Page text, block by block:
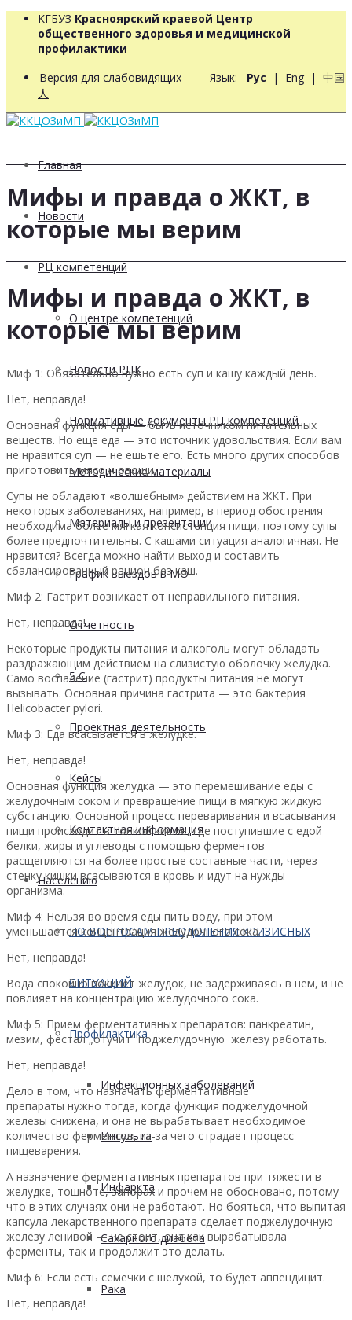
КГБУЗ Красноярский краевой Центр
общественного здоровья и медицинской
профилактики
Версия для слабовидящих Язык: Рус | Eng | 中国
人
Главная
Новости
РЦ компетенций
О центре компетенций
Новости РЦК
Нормативные документы РЦ компетенций
Методические материалы
Материалы и презентации
График выездов в МО
Отчетность
5 С
Проектная деятельность
Кейсы
Контактная информация
Населению
ПО ВОПРОСАМ ПРЕОДОЛЕНИЯ КРИЗИСНЫХ
СИТУАЦИЙ
Профилактика
Инфекционных заболеваний
Инсульта
Инфаркта
Сахарного диабета
Рака
Мифы и правда о ЖКТ, в
которые мы верим
Мифы и правда о ЖКТ, в
которые мы верим
Миф 1: Обязательно нужно есть суп и кашу каждый день.
Нет, неправда!
Основная функция еды — быть источником питательных
веществ. Но еще еда — это источник удовольствия. Если вам
не нравится суп — не ешьте его. Есть много других способов
приготовить мясо и овощи.
Супы не обладают «волшебным» действием на ЖКТ. При
некоторых заболеваниях, например, в период обострения
необходима более мягкая консистенция пищи, поэтому супы
более предпочтительны. С кашами ситуация аналогичная. Не
нравится? Всегда можно найти выход и составить
сбалансированный рацион без каш.
Миф 2: Гастрит возникает от неправильного питания.
Нет, неправда!
Некоторые продукты питания и алкоголь могут обладать
раздражающим действием на слизистую оболочку желудка.
Само воспаление (гастрит) продукты питания не могут
вызывать. Основная причина гастрита — это бактерия
Helicobacter pylori.
Миф 3: Еда всасывается в желудке.
Нет, неправда!
Основная функция желудка — это перемешивание еды с
желудочным соком и превращение пищи в мягкую жидкую
субстанцию. Основной процесс переваривания и всасывания
пищи происходит в тонкой кишке, где поступившие с едой
белки, жиры и углеводы с помощью ферментов
расщепляются на более простые составные части, через
стенку кишки всасываются в кровь и идут на нужды
организма.
Миф 4: Нельзя во время еды пить воду, при этом
уменьшается концентрация желудочного сока.
Нет, неправда!
Вода спокойно покинет желудок, не задерживаясь в нем, и не
повлияет на концентрацию желудочного сока.
Миф 5: Прием ферментативных препаратов: панкреатин,
мезим, фестал „отучит“ поджелудочную железу работать.
Нет, неправда!
Дело в том, что назначать ферментативные
препараты нужно тогда, когда функция поджелудочной
железы снижена, и она не вырабатывает необходимое
количество ферментов, из-за чего страдает процесс
пищеварения.
А назначение ферментативных препаратов при тяжести в
желудке, тошноте, запорах и прочем не обосновано, потому
что в этих случаях они не работают. Но бояться, что выпитая
капсула лекарственного препарата сделает поджелудочную
железу ленивой — не стоит, она как вырабатывала
ферменты, так и продолжит это делать.
Миф 6: Если есть семечки с шелухой, то будет аппендицит.
Нет, неправда!